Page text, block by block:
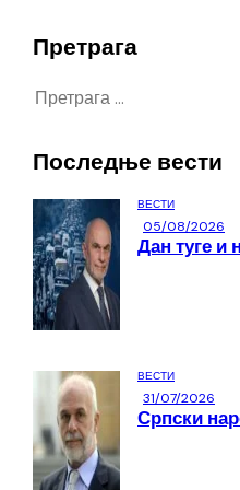
Претрага
Последње вести
ВЕСТИ
05/08/2026
Дан туге и
ВЕСТИ
31/07/2026
Српски